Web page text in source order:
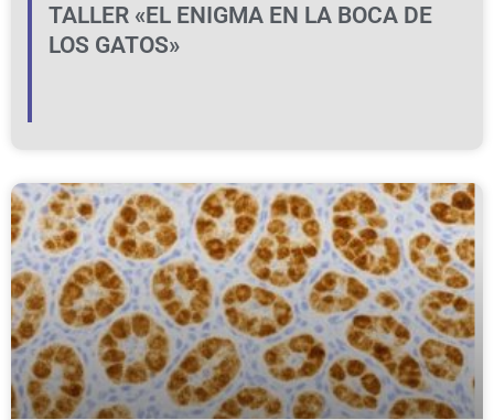
TALLER «EL ENIGMA EN LA BOCA DE
LOS GATOS»